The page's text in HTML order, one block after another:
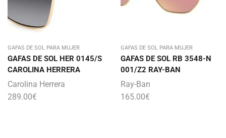
GAFAS DE SOL PARA MUJER
GAFAS DE SOL HER 0145/S
CAROLINA HERRERA
Carolina Herrera
289.00€
GAFAS DE SOL PARA MUJER
GAFAS DE SOL RB 3548-N
001/Z2 RAY-BAN
Ray-Ban
165.00€